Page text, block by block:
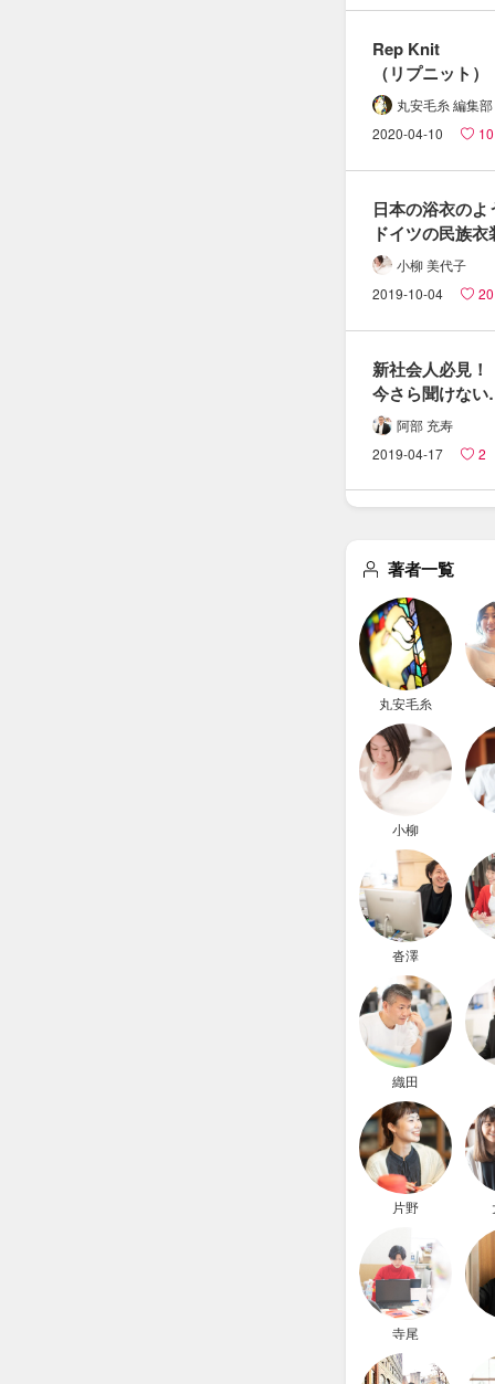
Rep Knit​
（リプニット）​
縫い目の​ほつれ
ニットの​直し方
丸安毛糸 編集部
2020-04-10
10
日本の​浴衣のよ
ドイツの​民族衣
可愛い​
「ディアンドル
とは。
小柳 美代子
2019-10-04
20
新社会人必見！​
今さら​聞けない​
小切手・​約束手
ことを​すごーー
簡潔に​
まとめました。
阿部 充寿
2019-04-17
2
著者一覧
丸安毛糸
小柳
沓澤
織田
片野
寺尾